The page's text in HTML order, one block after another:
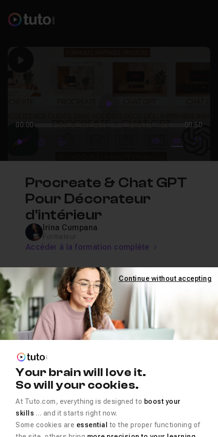
Play
00:00 00:50
PlayForwardForward mute video
Subtitles
Procreate & Chat GPT
Pour Décorateur
d'intérieur
Irina Cumpana
Accéder à la formation complète